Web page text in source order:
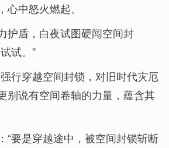
中怒火燃起。
护盾，白夜试图硬闯空间封
试。”
行穿越空间封锁，对旧时代灾厄
别说有空间卷轴的力量，蕴含其
“要是穿越途中，被空间封锁斩断